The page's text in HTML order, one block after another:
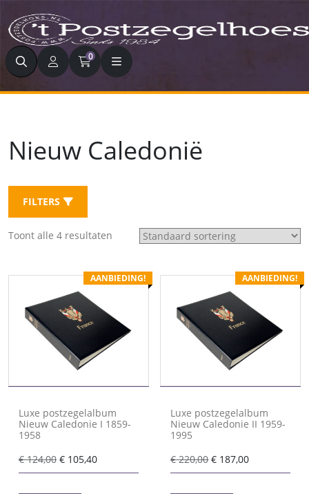
Zoeken 0
Nieuw Caledonië
FILTERS
Toont alle 4 resultaten
AANBIEDING!
Luxe postzegelalbum
Nieuw Caledonie I 1859-
1958
€124,00 Oorspronkelijke
prijs
€ 105,40Huidige
prijs
AANBIEDING!
Luxe postzegelalbum
Nieuw Caledonie II 1959-
1995
€220,00Oorspronkelijke
prijs
€ 187,00Huidige
prijs